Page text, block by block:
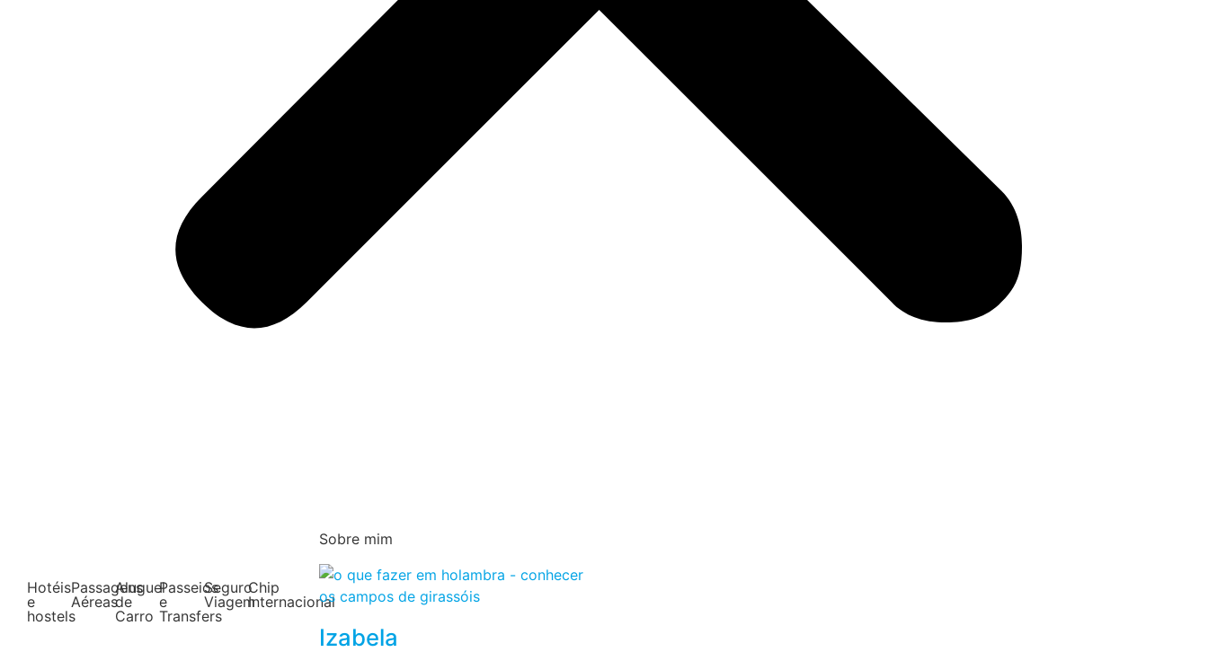
Hotéis
e
hostels
Passagens
Aéreas
Aluguel
de
Carro
Passeios
e
Transfers
Seguro
Viagem
Chip
Internacional
Sobre mim
Izabela